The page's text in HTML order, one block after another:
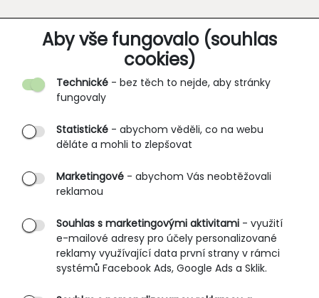
Aby vše fungovalo (souhlas
cookies)
Technické - bez těch to nejde, aby stránky
fungovaly
Statistické - abychom věděli, co na webu
děláte a mohli to zlepšovat
Marketingové - abychom Vás neobtěžovali
reklamou
Souhlas s marketingovými aktivitami - využití
e-mailové adresy pro účely personalizované
reklamy využívající data první strany v rámci
systémů Facebook Ads, Google Ads a Sklik.
O SPOLEČNOSTI
O nás
Partnerské prodejny
B2B vstup
PRŮVODCE NAKUPOVÁNÍM
Obchodní podmínky
Rozměrové tabulky
Způsoby doručení
Ochrana osobních údajů